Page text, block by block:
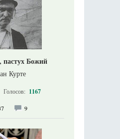
Божий
Курте
Голосов: 1167
9